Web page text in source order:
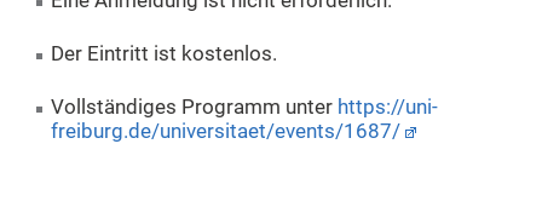
Der Eintritt ist kostenlos.
Vollständiges Programm unter https://uni-
freiburg.de/universitaet/events/1687/